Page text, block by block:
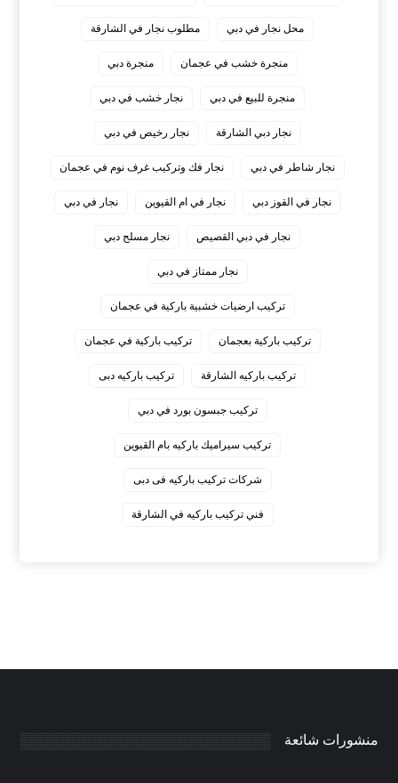
محل نجار في دبي مطلوب نجار في الشارقة
منجرة خشب في عجمان منجرة دبي
منجرة للبيع في دبي نجار خشب في دبي
نجار دبي الشارقة نجار رخيص في دبي
نجار شاطر في دبي نجار فك وتركيب غرف نوم في عجمان
نجار في القوز دبي نجار في ام القيوين نجار في دبي
نجار في دبي القصيص نجار مسلح دبي
نجار ممتاز في دبي
‏تركيب ارضيات خشبية باركية في عجمان
‏تركيب باركية بعجمان ‏تركيب باركية في عجمان
‏تركيب باركيه الشارقة ‏تركيب باركيه دبى
‏تركيب جبسون بورد في دبي
‏تركيب سيراميك باركيه بام القيوين
‏شركات تركيب باركيه فى دبى
‏فني تركيب باركيه في الشارقة
منشورات شائعة